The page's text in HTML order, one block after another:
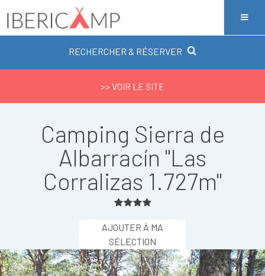
RECHERCHER & RÉSERVER
>> VOIR LE SITE
Camping Sierra de
Albarracín "Las
Corralizas 1.727m"
AJOUTER À MA
SÉLECTION